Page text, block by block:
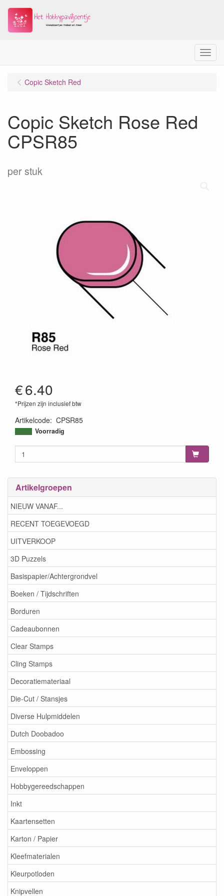
Menu
Artikelgroepen
NIEUW VANAF...
RECENT TOEGEVOEGD
UITVERKOOP
3D Puzzels
Basispapier/Achtergrondvel
Boeken / Tijdschriften
Borduren
Cadeaubonnen
Clear Stamps
Cling Stamps
Decoratiemateriaal
Die-Cut / Stansjes
Diverse Hulpmiddelen
Dutch Doobadoo
Embossing
Enveloppen
Hobbygereedschappen
Inkt
Kaartensetten
Karton / Papier
Kleefmaterialen
Kleurpotloden
Knipvellen
Copic Sketch Red
Copic Sketch Rose Red
CPSR85
per stuk
€6.40
*Prijzen zijn inclusief btw
Artikelcode: CPSR85
4511338019122
Voorradig